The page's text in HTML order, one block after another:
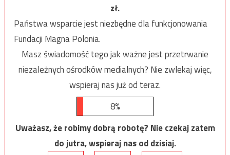
zł.
Państwa wsparcie jest niezbędne dla funkcjonowania
Fundacji Magna Polonia.
Masz świadomość tego jak ważne jest przetrwanie
niezależnych ośrodków medialnych? Nie zwlekaj więc,
wspieraj nas już od teraz.
8%
Uważasz, że robimy dobrą robotę? Nie czekaj zatem
do jutra, wspieraj nas od dzisiaj.